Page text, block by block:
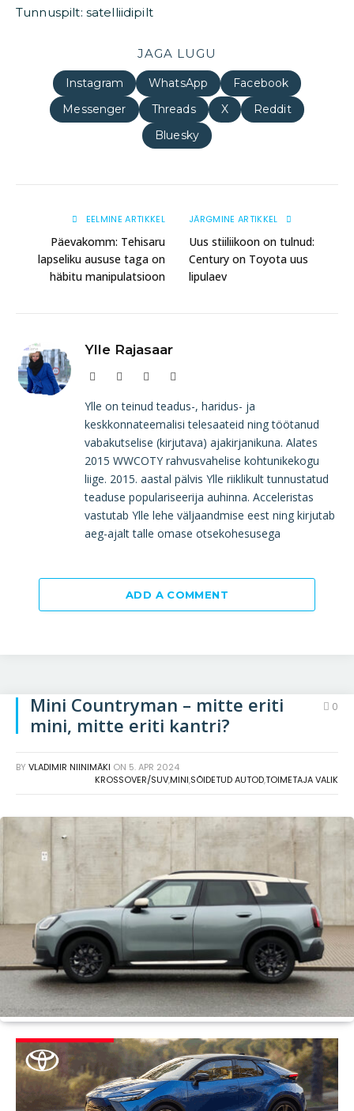
Tunnuspilt: satelliidipilt
JAGA LUGU
Instagram WhatsApp
Facebook
Messenger
Threads X
Reddit
Bluesky
EELMINE ARTIKKEL
Päevakomm: Tehisaru
lapseliku aususe taga on
häbitu manipulatsioon
JÄRGMINE ARTIKKEL
Uus stiiliikoon on tulnud:
Century on Toyota uus
lipulaev
Ylle Rajasaar
Website FacebookInstagram
Ylle on teinud teadus-, haridus- ja
keskkonnateemalisi telesaateid ning töötanud
vabakutselise (kirjutava) ajakirjanikuna. Alates
2015 WWCOTY rahvusvahelise kohtunikekogu
liige. 2015. aastal pälvis Ylle riiklikult tunnustatud
teaduse populariseerija auhinna. Acceleristas
vastutab Ylle lehe väljaandmise eest ning kirjutab
aeg-ajalt talle omase otsekohesusega
ADD A COMMENT
Mini Countryman – mitte eriti
mini, mitte eriti kantri?
0
BY VLADIMIR NIINIMÄKI ON 5. APR 2024
KROSSOVER/SUV,MINI,SÕIDETUD AUTOD,TOIMETAJA VALIK